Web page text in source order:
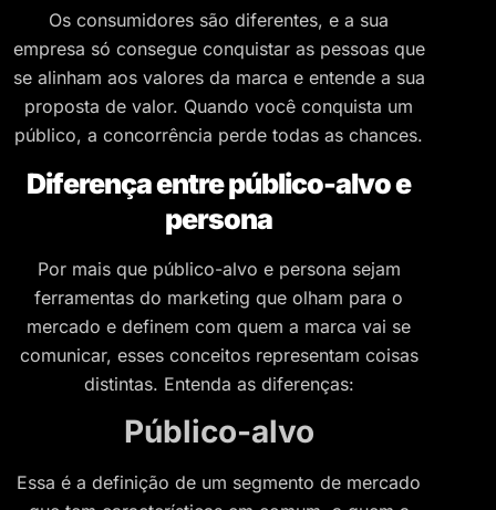
Os consumidores são diferentes, e a sua
empresa só consegue conquistar as pessoas que
se alinham aos valores da marca e entende a sua
proposta de valor. Quando você conquista um
público, a concorrência perde todas as chances.
Diferença entre público-alvo e
persona
Por mais que público-alvo e persona sejam
ferramentas do marketing que olham para o
mercado e definem com quem a marca vai se
comunicar, esses conceitos representam coisas
distintas. Entenda as diferenças:
Público-alvo
Essa é a definição de um segmento de mercado